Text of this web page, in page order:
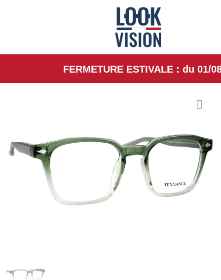
FERMETURE ESTIVALE : du 01/08/